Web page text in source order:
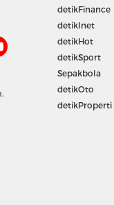
detikFinance
detikInet
detikHot
detikSport
Sepakbola
detikOto
detikProperti